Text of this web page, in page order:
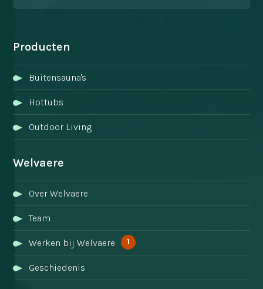
Producten
Buitensauna's
Hottubs
Outdoor Living
Welvaere
Over Welvaere
Team
Werken bij Welvaere 1
Geschiedenis